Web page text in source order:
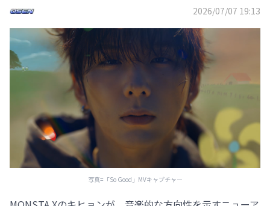
2026/07/07 19:13
写真=「So Good」MVキャプチャー